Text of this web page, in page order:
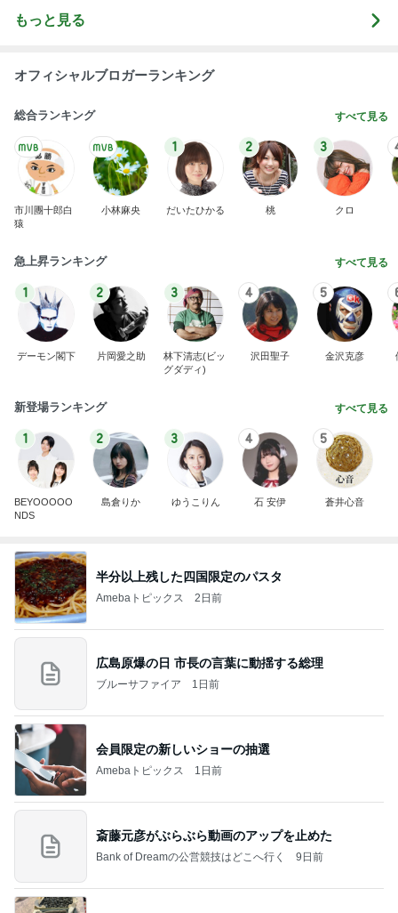
もっと見る
オフィシャルブロガーランキング
総合ランキング すべて見る
市川團十郎白
猿
小林麻央
1
だいたひかる
2
桃
3
クロ
急上昇ランキング すべて見る
1
デーモン閣下
2
片岡愛之助
3
林下清志(ビッ
グダディ)
4
沢田聖子
5
金沢克彦
新登場ランキング すべて見る
1
BEYOOOOO
NDS
2
島倉りか
3
ゆうこりん
4
石 安伊
5
蒼井心音
半分以上残した四国限定のパスタ
Amebaトピックス 2日前
広島原爆の日 市長の言葉に動揺する総理
ブルーサファイア 1日前
会員限定の新しいショーの抽選
Amebaトピックス 1日前
斎藤元彦がぶらぶら動画のアップを止めた
Bank of Dreamの公営競技はどこへ行く 9日前